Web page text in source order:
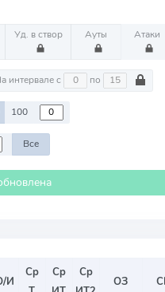
Уд. в створ Ауты Атаки
На интервале с по
100
Все
И
Ср
Ср
Ср
ОЗ